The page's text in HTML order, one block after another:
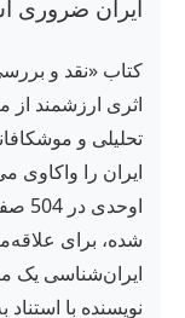
ایران ضروری
اثری ارزشمند
تحلیلی و
ایران را واکاوی
شده، برای
ایران‌شناسی یک
نویسنده با